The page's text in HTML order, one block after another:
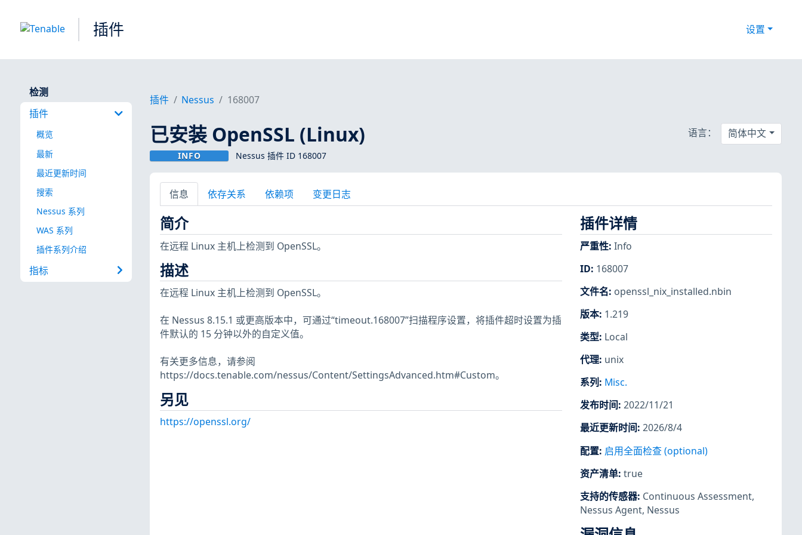
插件 设置
检测
插件
概览
最新
最近更新时间
搜索
Nessus 系列
WAS 系列
插件系列介绍
指标
插件 Nessus 168007
已安装 OpenSSL (Linux)
INFO Nessus 插件 ID 168007
语言： 简体中文
信息 依存关系 依赖项 变更日志
简介
在远程 Linux 主机上检测到 OpenSSL。
描述
在远程 Linux 主机上检测到 OpenSSL。
在 Nessus 8.15.1 或更高版本中，可通过“timeout.168007”扫描程序设置，将插件超时设置为插
件默认的 15 分钟以外的自定义值。
有关更多信息，请参阅
https://docs.tenable.com/nessus/Content/SettingsAdvanced.htm#Custom。
另见
https://openssl.org/
插件详情
严重性: Info
ID: 168007
文件名: openssl_nix_installed.nbin
版本: 1.219
类型: Local
代理: unix
系列 : Misc.
发布时间: 2022/11/21
最近更新时间: 2026/8/4
配置: 启用全面检查 (optional)
资产清单: true
支持的传感器: Continuous Assessment,
Nessus Agent, Nessus